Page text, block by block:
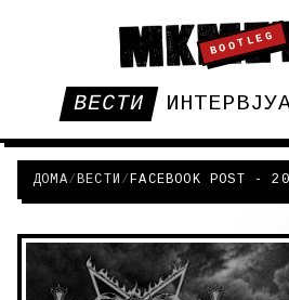
BOOTLEG
ВЕСТИ
ДОМА/ВЕСТИ /FACEBOOK POST -